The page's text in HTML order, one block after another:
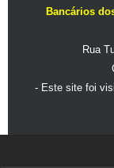
Bancários
Rua
- Este site foi